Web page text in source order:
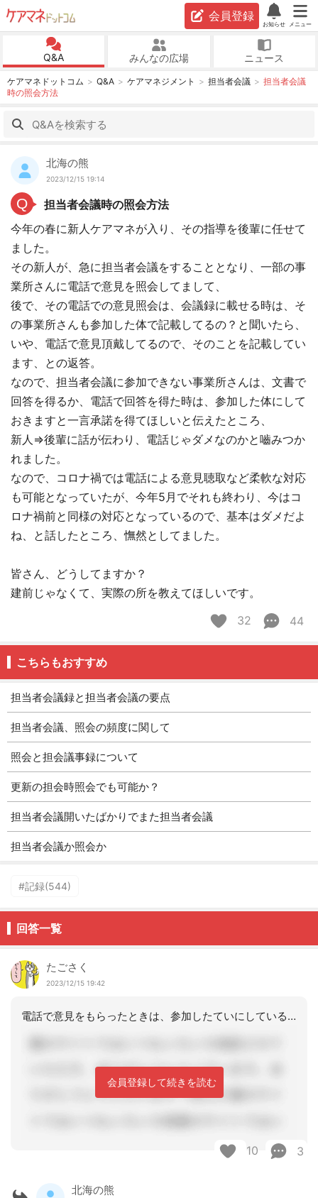
会員登録
お知らせ メニュー
Q&A みんなの広場 ニュース
ケアマネドットコム Q&A ケアマネジメント 担当者会議
担当者会議
時の照会方法
北海の熊
2023/12/15 19:14
Q
担当者会議時の照会方法
今年の春に新人ケアマネが入り、その指導を後輩に任せて
ました。
その新人が、急に担当者会議をすることとなり、一部の事
業所さんに電話で意見を照会してまして、
後で、その電話での意見照会は、会議録に載せる時は、そ
の事業所さんも参加した体で記載してるの？と聞いたら、
いや、電話で意見頂戴してるので、そのことを記載してい
ます、との返答。
なので、担当者会議に参加できない事業所さんは、文書で
回答を得るか、電話で回答を得た時は、参加した体にして
おきますと一言承諾を得てほしいと伝えたところ、
新人⇒後輩に話が伝わり、電話じゃダメなのかと嚙みつか
れました。
なので、コロナ禍では電話による意見聴取など柔軟な対応
も可能となっていたが、今年5月でそれも終わり、今はコ
ロナ禍前と同様の対応となっているので、基本はダメだよ
ね、と話したところ、憮然としてました。
皆さん、どうしてますか？
建前じゃなくて、実際の所を教えてほしいです。
32
44
こちらもおすすめ
担当者会議録と担当者会議の要点
担当者会議、照会の頻度に関して
照会と担会議事録について
更新の担会時照会でも可能か？
担当者会議開いたばかりでまた担当者会議
担当者会議か照会か
#記録(544)
回答一覧
たごさく
2023/12/15 19:42
電話で意見をもらったときは、参加したていにしているんですか？参加してないのに？コ
会員登録して続きを読む
10 3
北海の熊